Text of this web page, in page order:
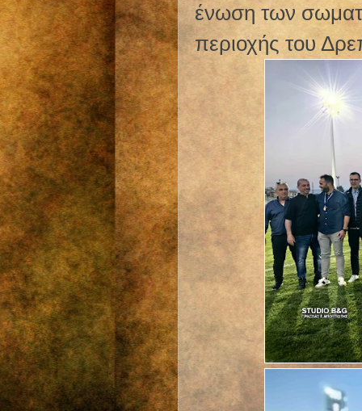
ένωση των
περιοχής του